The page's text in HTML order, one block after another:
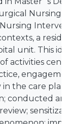
Nursing
a
unit. This
activities
in the care
conducted an